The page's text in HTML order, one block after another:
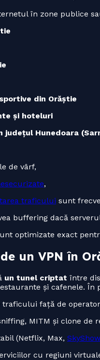
în zone publice
din Orăștie
și hoteluri
Hunedoara
de vârf,
,
traficului sunt
buffering dacă
optimizate exact
un VPN în
un tunel criptat între
și cafenele. În
traficului față de
MITM și clone de
(Netflix, Max,
cu regiuni